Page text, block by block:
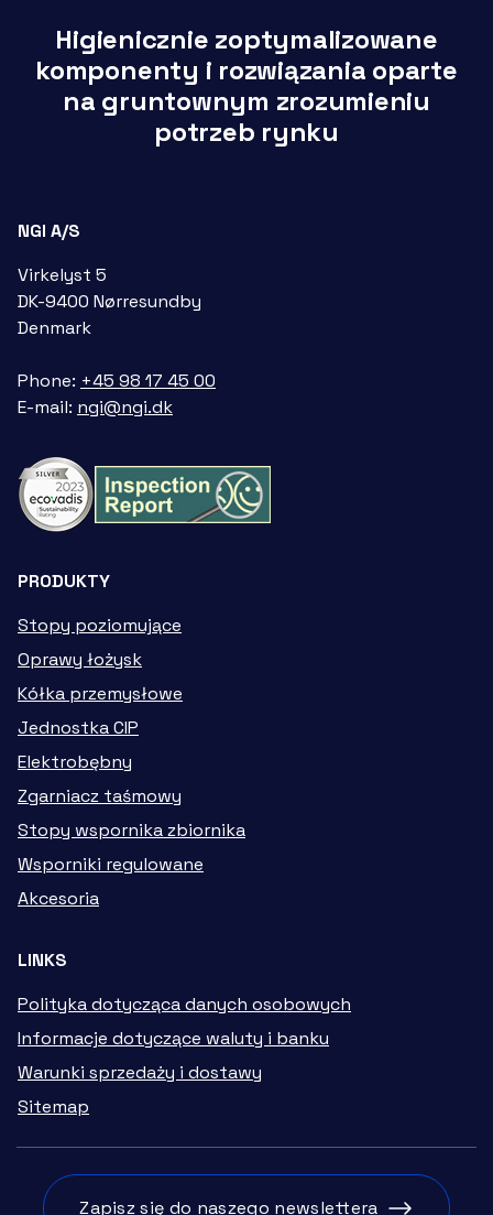
Higienicznie zoptymalizowane
komponenty i rozwiązania oparte
na gruntownym zrozumieniu
potrzeb rynku
NGI A/S
Virkelyst 5
DK-9400 Nørresundby
Denmark
Phone: +45 98 17 45 00
E-mail: ngi@ngi.dk
PRODUKTY
Stopy poziomujące
Oprawy łożysk
Kółka przemysłowe
Jednostka CIP
Elektrobębny
Zgarniacz taśmowy
Stopy wspornika zbiornika
Wsporniki regulowane
Akcesoria
LINKS
Polityka dotycząca danych osobowych
Informacje dotyczące waluty i banku
Warunki sprzedaży i dostawy
Sitemap
Zapisz się do naszego newslettera